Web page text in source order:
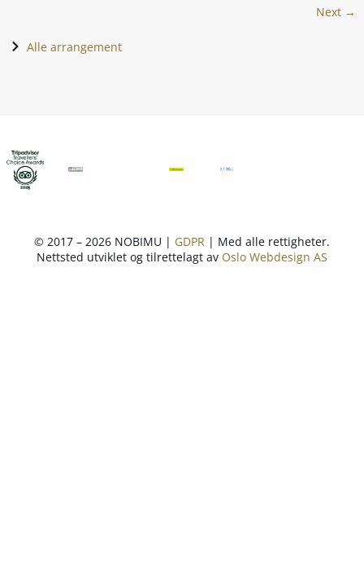
Next →
Alle arrangement
© 2017 – 2026 NOBIMU | GDPR | Med alle rettigheter.
Nettsted utviklet og tilrettelagt av Oslo Webdesign AS